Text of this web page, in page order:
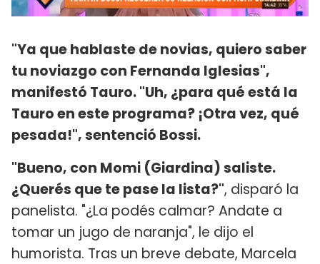
"Ya que hablaste de novias, quiero saber
tu noviazgo con Fernanda Iglesias",
manifestó Tauro. "Uh, ¿para qué está la
Tauro en este programa? ¡Otra vez, qué
pesada!", sentenció Bossi.
"Bueno, con Momi (Giardina) saliste.
¿Querés que te pase la lista?", disparó la
panelista. "¿La podés calmar? Andate a
tomar un jugo de naranja", le dijo el
humorista. Tras un breve debate, Marcela